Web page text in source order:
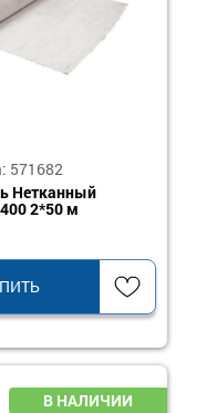
571682
Нетканный
2*50 м